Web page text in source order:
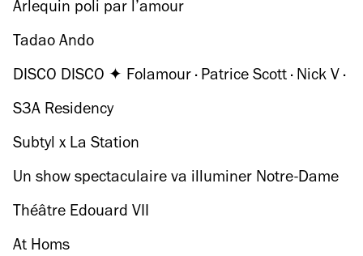
Arlequin poli par l’amour
Tadao Ando
DISCO DISCO ✦ Folamour · Patrice Scott · Nick V ·
Dusty Fingers
S3A Residency
Subtyl x La Station
Un show spectaculaire va illuminer Notre-Dame
de Paris
Théâtre Edouard VII
At Homs